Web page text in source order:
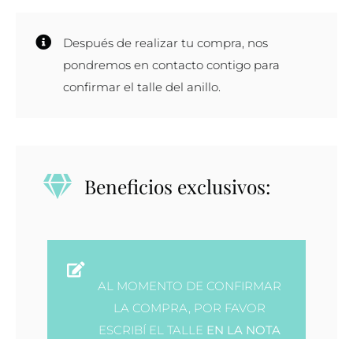
Después de realizar tu compra, nos
pondremos en contacto contigo para
confirmar el talle del anillo.
Beneficios exclusivos:
AL MOMENTO DE CONFIRMAR
LA COMPRA, POR FAVOR
ESCRIBÍ EL TALLE EN LA NOTA